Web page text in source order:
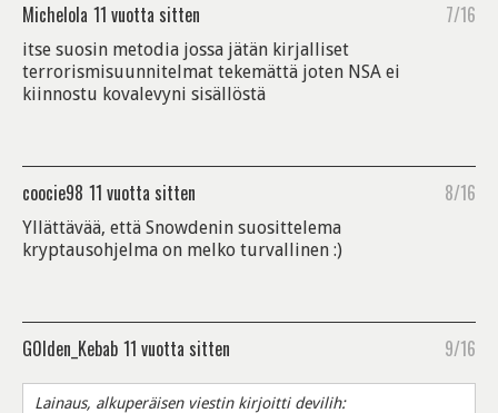
Michelola 11 vuotta sitten 7/16
itse suosin metodia jossa jätän kirjalliset
terrorismisuunnitelmat tekemättä joten NSA ei
kiinnostu kovalevyni sisällöstä
coocie98 11 vuotta sitten 8/16
Yllättävää, että Snowdenin suosittelema
kryptausohjelma on melko turvallinen :)
G0lden_Kebab 11 vuotta sitten 9/16
Lainaus, alkuperäisen viestin kirjoitti devilih: